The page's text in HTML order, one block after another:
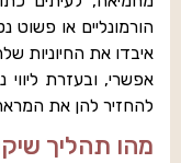
הורמונליים או
איבדו את החיוניות
אפשרי, ובעזרת ליווי
להחזיר להן את
מהו תהליך